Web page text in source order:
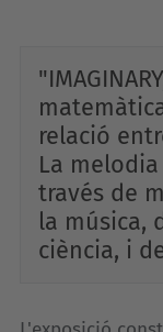
relació
La
través de
la música,
ciència, i